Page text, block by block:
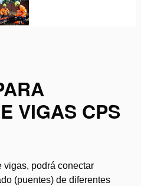
VIGAS CPS
podrá conectar
(puentes) de diferentes